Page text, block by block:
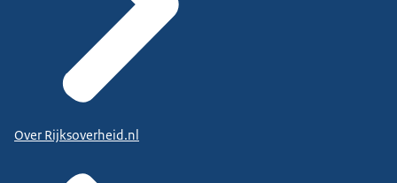
Over Rijksoverheid.nl